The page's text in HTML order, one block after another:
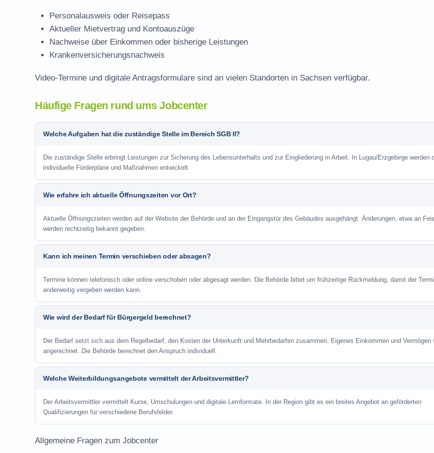
Personalausweis oder Reisepass
Aktueller Mietvertrag und Kontoauszüge
Nachweise über Einkommen oder bisherige Leistungen
Krankenversicherungsnachweis
Video-Termine und digitale Antragsformulare sind an vielen Standorten in Sachsen verfügbar.
Häufige Fragen rund ums Jobcenter
Welche Aufgaben hat die zuständige Stelle im Bereich SGB II?
Die zuständige Stelle erbringt Leistungen zur Sicherung des Lebensunterhalts und zur Eingliederung in Arbeit. In Lugau/Erzgebirge werden
individuelle Förderpläne und Maßnahmen entwickelt.
Wie erfahre ich aktuelle Öffnungszeiten vor Ort?
Aktuelle Öffnungszeiten werden auf der Website der Behörde und an der Eingangstür des Gebäudes ausgehängt. Änderungen, etwa an
werden rechtzeitig bekannt gegeben.
Kann ich meinen Termin verschieben oder absagen?
Termine können telefonisch oder online verschoben oder abgesagt werden. Die Behörde bittet um frühzeitige Rückmeldung, damit der
anderweitig vergeben werden kann.
Wie wird der Bedarf für Bürgergeld berechnet?
Der Bedarf setzt sich aus dem Regelbedarf, den Kosten der Unterkunft und Mehrbedarfen zusammen. Eigenes Einkommen und Vermögen
angerechnet. Die Behörde berechnet den Anspruch individuell.
Welche Weiterbildungsangebote vermittelt der Arbeitsvermittler?
Der Arbeitsvermittler vermittelt Kurse, Umschulungen und digitale Lernformate. In der Region gibt es ein breites Angebot an geförderten
Qualifizierungen für verschiedene Berufsfelder.
Allgemeine Fragen zum Jobcenter